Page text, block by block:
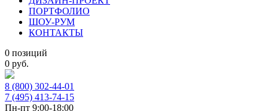
ПОРТФОЛИО
ШОУ-РУМ
КОНТАКТЫ
0 позиций
0 руб.
8 (800) 302-44-01
7 (495) 413-74-15
Пн-пт 9:00-18:00